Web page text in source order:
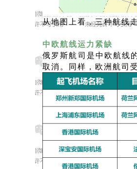
从地图上看，三种航线
中欧航线运力紧缺
俄罗斯航司是中欧航线
取消。 同样，欧洲航司